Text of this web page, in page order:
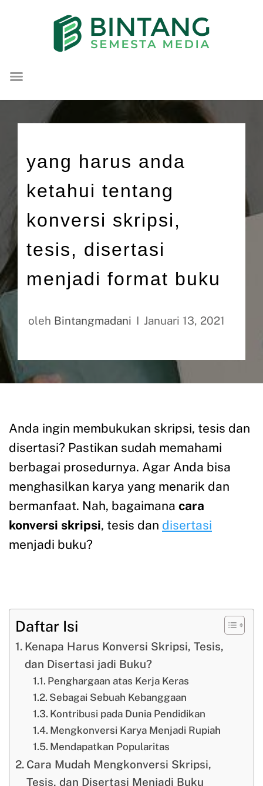
konten
yang harus anda
ketahui tentang
konversi skripsi,
tesis, disertasi
menjadi format buku
oleh Bintangmadani Januari 13, 2021
Anda ingin membukukan skripsi, tesis dan
disertasi? Pastikan sudah memahami
berbagai prosedurnya. Agar Anda bisa
menghasilkan karya yang menarik dan
bermanfaat. Nah, bagaimana cara
konversi skripsi, tesis dan disertasi
menjadi buku?
Daftar Isi
Kenapa Harus Konversi Skripsi, Tesis,
dan Disertasi jadi Buku?
Penghargaan atas Kerja Keras
Sebagai Sebuah Kebanggaan
Kontribusi pada Dunia Pendidikan
Mengkonversi Karya Menjadi Rupiah
Mendapatkan Popularitas
Cara Mudah Mengkonversi Skripsi,
Tesis, dan Disertasi Menjadi Buku